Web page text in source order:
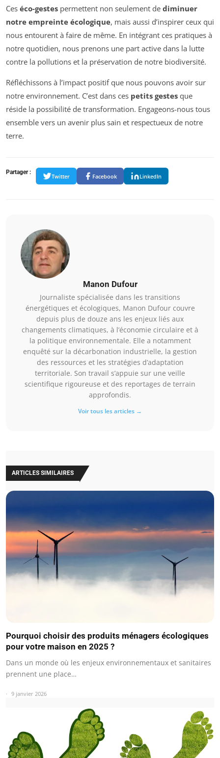
Ces éco-gestes permettent non seulement de diminuer
notre empreinte écologique, mais aussi d’inspirer ceux qui
nous entourent à faire de même. En intégrant ces pratiques à
notre quotidien, nous prenons une part active dans la lutte
contre la pollutions et la préservation de notre biodiversité.
Réfléchissons à l’impact positif que nous pouvons avoir sur
notre environnement. C’est dans ces petits gestes que
réside la possibilité de transformation. Engageons-nous tous
ensemble vers un avenir plus sain et respectueux de notre
terre.
Partager :
Twitter Facebook LinkedIn
Manon Dufour
Journaliste spécialisée dans les transitions
énergétiques et écologiques, Manon Dufour couvre
depuis plus de douze ans les enjeux liés aux
changements climatiques, à l’économie circulaire et à
la politique environnementale. Elle a notamment
enquêté sur la décarbonation industrielle, la gestion
des ressources et les stratégies d’adaptation
territoriale. Son travail s’appuie sur une veille
scientifique rigoureuse et des reportages de terrain
approfondis.
Voir tous les articles →
ARTICLES SIMILAIRES
Pourquoi choisir des produits ménagers écologiques
pour votre maison en 2025 ?
Dans un monde où les enjeux environnementaux et sanitaires
prennent une place…
9 janvier 2026